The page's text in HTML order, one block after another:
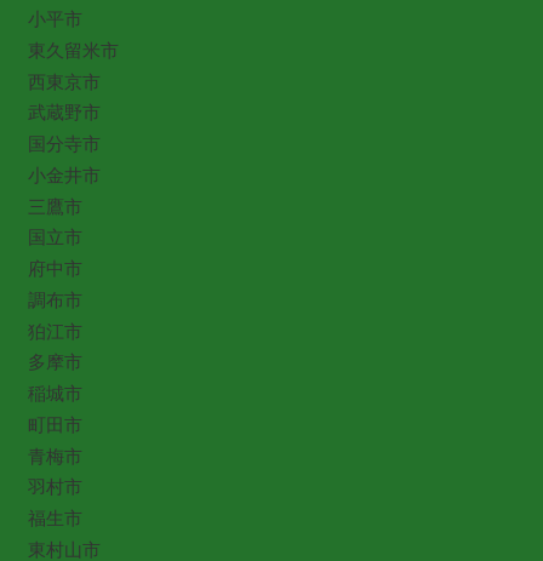
小平市
東久留米市
西東京市
武蔵野市
国分寺市
小金井市
三鷹市
国立市
府中市
調布市
狛江市
多摩市
稲城市
町田市
青梅市
羽村市
福生市
東村山市